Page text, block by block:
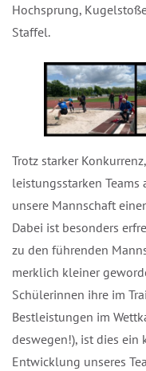
Hochsprung,
Staffel.
Trotz starker
leistungsstarken Teams
unsere Mannschaft
Dabei ist besonders
zu den führenden
merklich kleiner
Schülerinnen ihre im
Bestleistungen im
deswegen!), ist dies ein
Entwicklung unseres